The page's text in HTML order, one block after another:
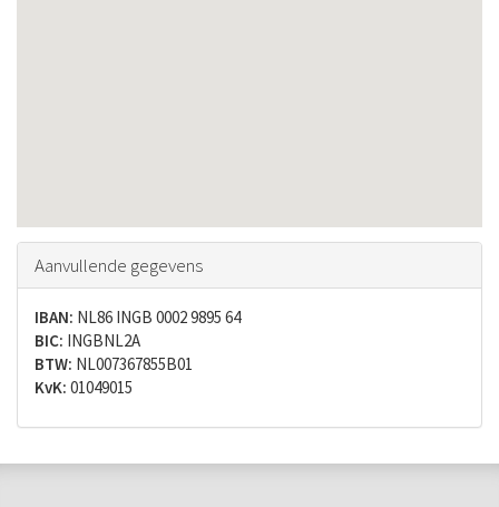
Aanvullende gegevens
IBAN: NL86 INGB 0002 9895 64
BIC: INGBNL2A
BTW: NL007367855B01
KvK: 01049015